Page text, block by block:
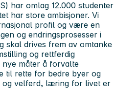
har omlag 12.000 studenter
har store ambisjoner. Vi
profil og være en
og endringsprosesser i
skal drives frem av omtanke
og rettferdig
nye måter å forvalte
til rette for bedre byer og
og velferd, læring for livet er